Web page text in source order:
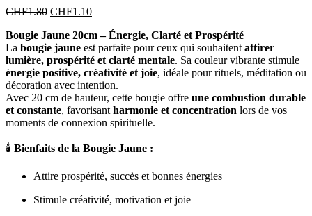
CHF1.80 CHF1.10
Bougie Jaune 20cm – Énergie, Clarté et Prospérité
La bougie jaune est parfaite pour ceux qui souhaitent attirer
lumière, prospérité et clarté mentale. Sa couleur vibrante stimule
énergie positive, créativité et joie, idéale pour rituels, méditation ou
décoration avec intention.
Avec 20 cm de hauteur, cette bougie offre une combustion durable
et constante, favorisant harmonie et concentration lors de vos
moments de connexion spirituelle.
🕯️ Bienfaits de la Bougie Jaune :
Attire prospérité, succès et bonnes énergies
Stimule créativité, motivation et joie